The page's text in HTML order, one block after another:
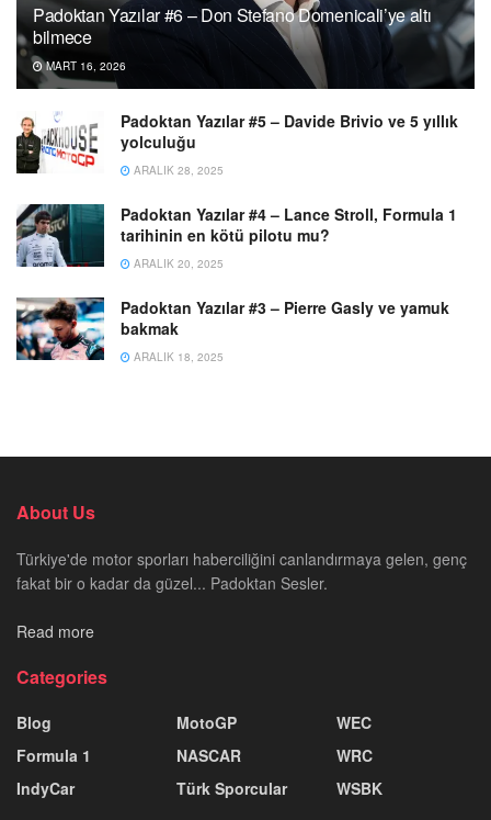
Padoktan Yazılar #6 – Don Stefano Domenicali’ye altı
bilmece
MART 16, 2026
Padoktan Yazılar #5 – Davide Brivio ve 5 yıllık
yolculuğu
ARALIK 28, 2025
Padoktan Yazılar #4 – Lance Stroll, Formula 1
tarihinin en kötü pilotu mu?
ARALIK 20, 2025
Padoktan Yazılar #3 – Pierre Gasly ve yamuk
bakmak
ARALIK 18, 2025
About Us
Türkiye'de motor sporları haberciliğini canlandırmaya gelen, genç
fakat bir o kadar da güzel... Padoktan Sesler.
Read more
Categories
Blog
Formula 1
IndyCar
MotoGP
NASCAR
Türk Sporcular
WEC
WRC
WSBK